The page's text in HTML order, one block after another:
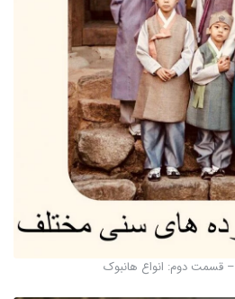
قسمت دوم: انواع هانبوک